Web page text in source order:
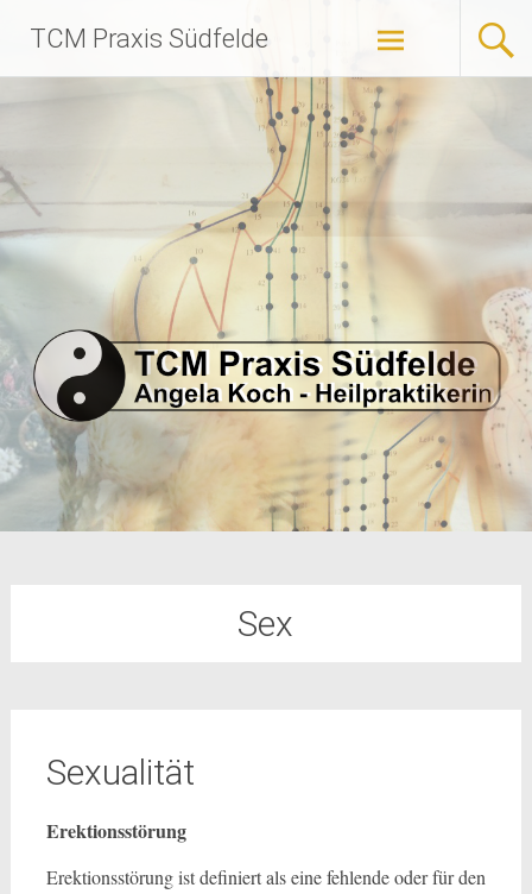
TCM Praxis Südfelde
Sex
Sexualität
Erektionsstörung
Erektionsstörung ist definiert als eine fehlende oder für den